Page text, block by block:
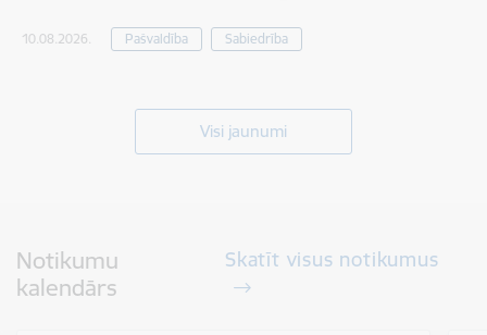
10.08.2026. Pašvaldība Sabiedrība
Visi jaunumi
Notikumu
kalendārs
Skatīt visus notikumus